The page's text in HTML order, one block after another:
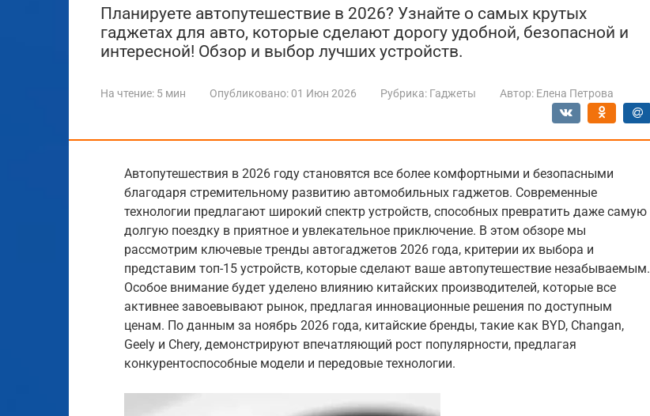
Планируете автопутешествие в 2026? Узнайте о самых крутых
гаджетах для авто, которые сделают дорогу удобной, безопасной и
интересной! Обзор и выбор лучших устройств.
На чтение: 5 мин Опубликовано: 01 Июн 2026 Рубрика: Гаджеты Автор: Елена Петрова
Автопутешествия в 2026 году становятся все более комфортными и безопасными
благодаря стремительному развитию автомобильных гаджетов. Современные
технологии предлагают широкий спектр устройств, способных превратить даже самую
долгую поездку в приятное и увлекательное приключение. В этом обзоре мы
рассмотрим ключевые тренды автогаджетов 2026 года, критерии их выбора и
представим топ-15 устройств, которые сделают ваше автопутешествие незабываемым.
Особое внимание будет уделено влиянию китайских производителей, которые все
активнее завоевывают рынок, предлагая инновационные решения по доступным
ценам. По данным за ноябрь 2026 года, китайские бренды, такие как BYD, Changan,
Geely и Chery, демонстрируют впечатляющий рост популярности, предлагая
конкурентоспособные модели и передовые технологии.